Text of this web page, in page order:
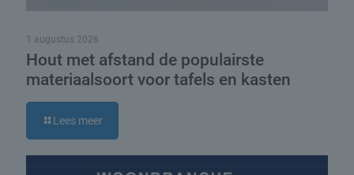
1 augustus 2026
Hout met afstand de populairste
materiaalsoort voor tafels en kasten
Lees meer